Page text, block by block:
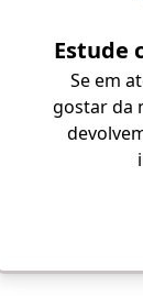
Estude
Se em
gostar da